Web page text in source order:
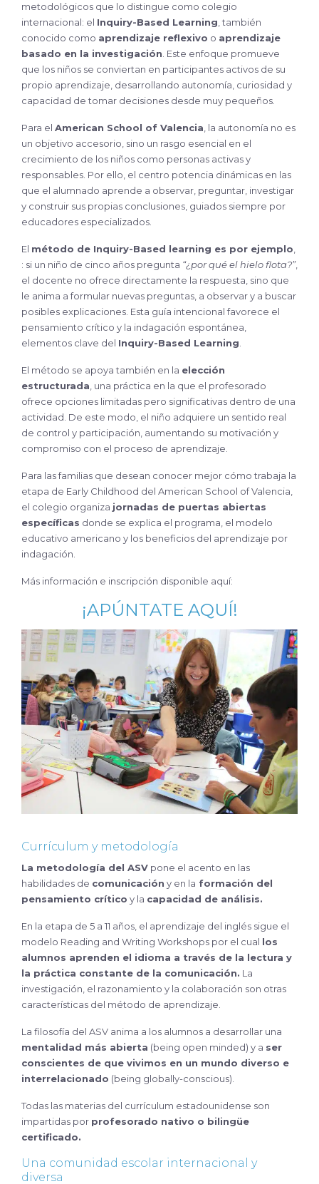
metodológicos que lo distingue como colegio
internacional: el Inquiry-Based Learning , también
conocido como aprendizaje reflexivo o aprendizaje
basado en la investigación . Este enfoque promueve
que los niños se conviertan en participantes activos de su
propio aprendizaje, desarrollando autonomía, curiosidad y
capacidad de tomar decisiones desde muy pequeños.
Para el American School of Valencia , la autonomía no es
un objetivo accesorio, sino un rasgo esencial en el
crecimiento de los niños como personas activas y
responsables. Por ello, el centro potencia dinámicas en las
que el alumnado aprende a observar, preguntar, investigar
y construir sus propias conclusiones, guiados siempre por
educadores especializados.
El método de Inquiry-Based learning es por ejemplo
: si un niño de cinco años pregunta “¿por qué el hielo flota?”,
el docente no ofrece directamente la respuesta, sino que
le anima a formular nuevas preguntas, a observar y a buscar
posibles explicaciones. Esta guía intencional favorece el
pensamiento crítico y la indagación espontánea,
elementos clave del Inquiry-Based Learning
El método se apoya también en la elección
estructurada , una práctica en la que el profesorado
ofrece opciones limitadas pero significativas dentro de una
actividad. De este modo, el niño adquiere un sentido real
de control y participación, aumentando su motivación y
compromiso con el proceso de aprendizaje.
Para las familias que desean conocer mejor cómo trabaja la
etapa de Early Childhood del American School of Valencia,
el colegio organiza jornadas de puertas abiertas
específicas donde se explica el programa, el modelo
educativo americano y los beneficios del aprendizaje por
indagación.
Más información e inscripción disponible aquí:
¡APÚNTATE AQUÍ!
Currículum y metodología
La metodología del ASV pone el acento en las
habilidades de comunicación y en la formación del
pensamiento crítico y la capacidad de análisis.
En la etapa de 5 a 11 años, el aprendizaje del inglés sigue el
modelo Reading and Writing Workshops por el cual los
alumnos aprenden el idioma a través de la lectura y
la práctica constante de la comunicación. La
investigación, el razonamiento y la colaboración son otras
características del método de aprendizaje.
La filosofía del ASV anima a los alumnos a desarrollar una
mentalidad más abierta (being open minded) y a ser
conscientes de que vivimos en un mundo diverso e
interrelacionado (being globally-conscious).
Todas las materias del currículum estadounidense son
impartidas por profesorado nativo o bilingüe
certificado.
Una comunidad escolar internacional y
diversa